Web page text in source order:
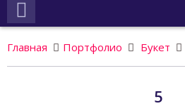
Главная Портфолио Букет
5